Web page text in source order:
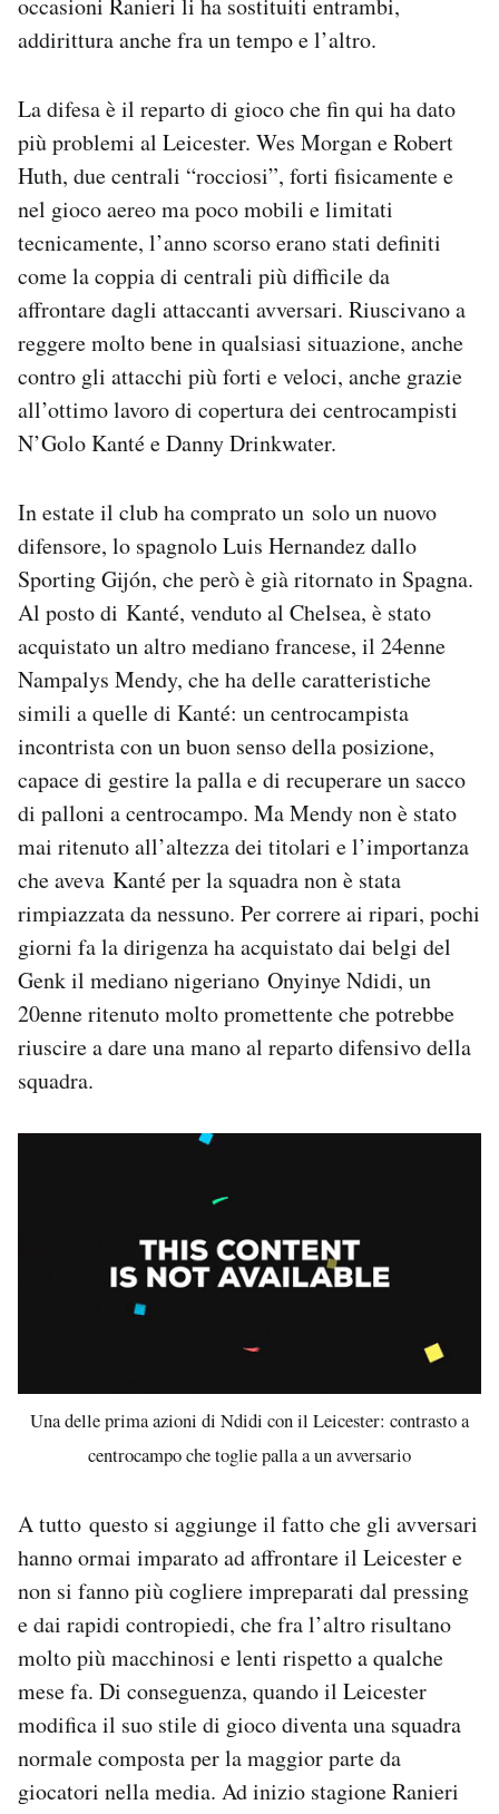
occasioni Ranieri li ha sostituiti entrambi,
addirittura anche fra un tempo e l’altro.
La difesa è il reparto di gioco che fin qui ha dato
più problemi al Leicester. Wes Morgan e Robert
Huth, due centrali “rocciosi”, forti fisicamente e
nel gioco aereo ma poco mobili e limitati
tecnicamente, l’anno scorso erano stati definiti
come la coppia di centrali più difficile da
affrontare dagli attaccanti avversari. Riuscivano a
reggere molto bene in qualsiasi situazione, anche
contro gli attacchi più forti e veloci, anche grazie
all’ottimo lavoro di copertura dei centrocampisti
N’Golo Kanté e Danny Drinkwater.
In estate il club ha comprato un solo un nuovo
difensore, lo spagnolo Luis Hernandez dallo
Sporting Gijón, che però è già ritornato in Spagna.
Al posto di Kanté, venduto al Chelsea, è stato
acquistato un altro mediano francese, il 24enne
Nampalys Mendy, che ha delle caratteristiche
simili a quelle di Kanté: un centrocampista
incontrista con un buon senso della posizione,
capace di gestire la palla e di recuperare un sacco
di palloni a centrocampo. Ma Mendy non è stato
mai ritenuto all’altezza dei titolari e l’importanza
che aveva Kanté per la squadra non è stata
rimpiazzata da nessuno. Per correre ai ripari, pochi
giorni fa la dirigenza ha acquistato dai belgi del
Genk il mediano nigeriano Onyinye Ndidi, un
20enne ritenuto molto promettente che potrebbe
riuscire a dare una mano al reparto difensivo della
squadra.
Una delle prima azioni di Ndidi con il Leicester: contrasto a
centrocampo che toglie palla a un avversario
A tutto questo si aggiunge il fatto che gli avversari
hanno ormai imparato ad affrontare il Leicester e
non si fanno più cogliere impreparati dal pressing
e dai rapidi contropiedi, che fra l’altro risultano
molto più macchinosi e lenti rispetto a qualche
mese fa. Di conseguenza, quando il Leicester
modifica il suo stile di gioco diventa una squadra
normale composta per la maggior parte da
giocatori nella media. Ad inizio stagione Ranieri